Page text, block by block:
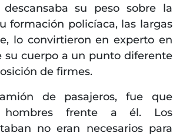
su peso sobre la
formación policíaca, las largas
lo convirtieron en experto en
su cuerpo a un punto diferente
de firmes.
de pasajeros, fue que
hombres frente a él. Los
no eran necesarios para